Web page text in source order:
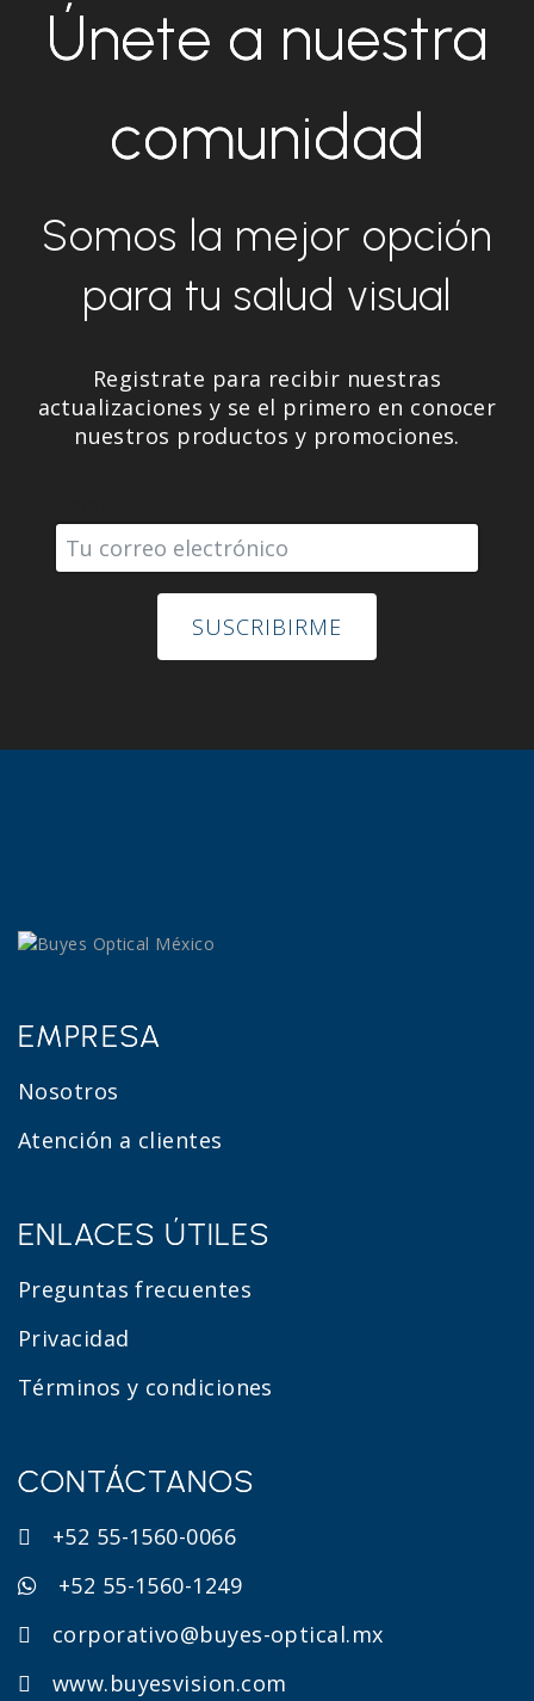
Únete a nuestra
comunidad
Somos la mejor opción
para tu salud visual
Registrate para recibir nuestras
actualizaciones y se el primero en conocer
nuestros productos y promociones.
SUSCRIBIRME
EMPRESA
Nosotros
Atención a clientes
ENLACES ÚTILES
Preguntas frecuentes
Privacidad
Términos y condiciones
CONTÁCTANOS
+52 55-1560-0066
+52 55-1560-1249
corporativo@buyes-optical.mx
www.buyesvision.com